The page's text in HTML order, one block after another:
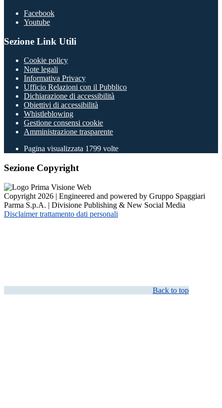
Facebook
Youtube
Sezione Link Utili
Cookie policy
Note legali
Informativa Privacy
Ufficio Relazioni con il Pubblico
Dichiarazione di accessibilità
Obiettivi di accessibilità
Whistleblowing
Gestione consensi cookie
Amministrazione trasparente
Pagina visualizzata 1799 volte
Sezione Copyright
Copyright 2026 | Engineered and powered by Gruppo Spaggiari
Parma S.p.A. | Divisione Publishing & New Social Media
Disclaimer trattamento dati personali
Back to top